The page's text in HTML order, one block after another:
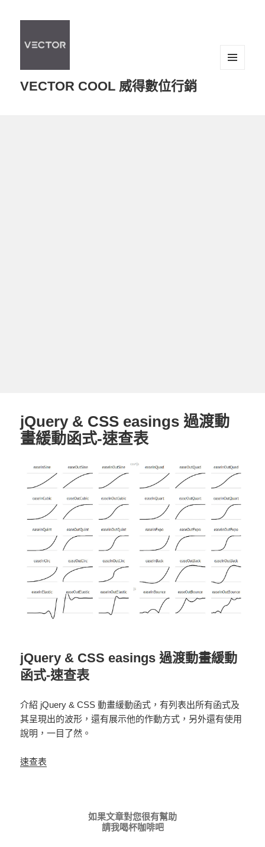
VECTOR COOL 威得數位行銷
jQuery & CSS easings 過渡動
畫緩動函式-速查表
jQuery & CSS easings 過渡動畫緩動
函式-速查表
介紹 jQuery & CSS 動畫緩動函式，有列表出所有函式及
其呈現出的波形，還有展示他的作動方式，另外還有使用
說明，一目了然。
速查表
如果文章對您很有幫助
請我喝杯咖啡吧